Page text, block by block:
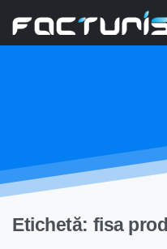
Etichetă: fisa